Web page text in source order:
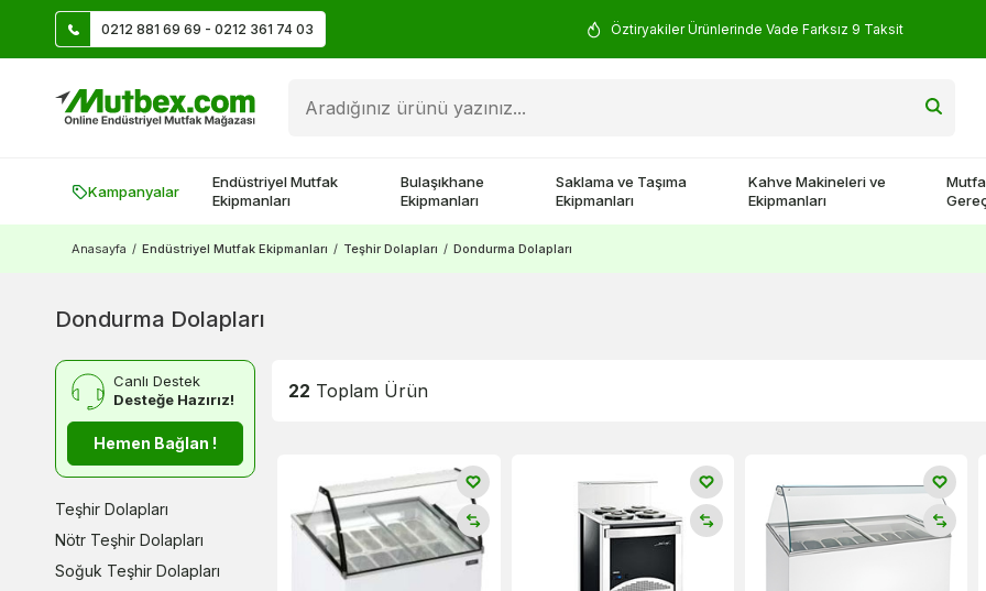
0212 881 69 69 - 0212 361 74 03Üye Ol İlk Siparişte 500 TL Kazan! Öztiryakiler Ürünlerinde Vade Farksız 9 Taksit
Kampanyalar
Endüstriyel Mutfak
Ekipmanları
Bulaşıkhane
Ekipmanları
Saklama ve Taşıma
Ekipmanları
Kahve Makineleri ve
Ekipmanları
Anasayfa / Endüstriyel Mutfak Ekipmanları / Teşhir Dolapları / Dondurma Dolapları
Dondurma Dolapları
Canlı Destek
Desteğe Hazırız!
Hemen Bağlan !
Teşhir Dolapları
Nötr Teşhir Dolapları
Soğuk Teşhir Dolapları
22 Toplam Ürün